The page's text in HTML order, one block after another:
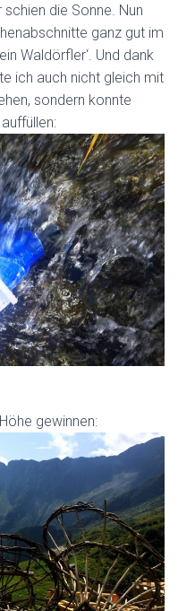
die Sonne. Nun
ganz gut im
Waldörfler‘. Und dank
ich auch nicht gleich mit
sondern konnte
gewinnen: